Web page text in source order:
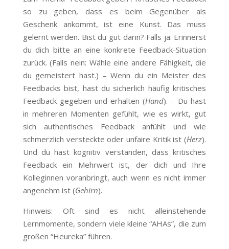
so zu geben, dass es beim Gegenüber als
Geschenk ankommt, ist eine Kunst. Das muss
gelernt werden. Bist du gut darin? Falls ja: Erinnerst
du dich bitte an eine konkrete Feedback-Situation
zurück. (Falls nein: Wähle eine andere Fähigkeit, die
du gemeistert hast.) – Wenn du ein Meister des
Feedbacks bist, hast du sicherlich häufig kritisches
Feedback gegeben und erhalten (Hand). – Du hast
in mehreren Momenten gefühlt, wie es wirkt, gut
sich authentisches Feedback anfühlt und wie
schmerzlich versteckte oder unfaire Kritik ist (Herz).
Und du hast kognitiv verstanden, dass kritisches
Feedback ein Mehrwert ist, der dich und Ihre
Kolleginnen voranbringt, auch wenn es nicht immer
angenehm ist (Gehirn).
Hinweis: Oft sind es nicht alleinstehende
Lernmomente, sondern viele kleine “AHAs”, die zum
großen “Heureka” führen.